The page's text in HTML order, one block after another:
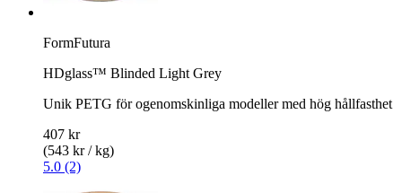
FormFutura
HDglass™ Blinded Light Grey
Unik PETG för ogenomskinliga modeller med hög hållfasthet
407 kr
(543 kr / kg)
5.0 (2)